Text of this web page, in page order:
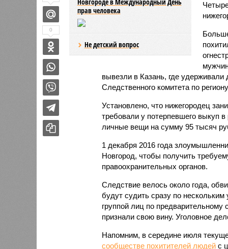
прав человека
Не детский вопрос
вывезли в Казань, где
Следственного комитета по
Установлено, что нижегородец
требовали у потерпевшего выкуп
личные вещи на сумму 95 тысяч
1 декабря 2016 года
Новгород, чтобы получить
правоохранительных органов.
Следствие велось около года,
будут судить сразу по
группой лиц по
признали свою вину. Уголовное
Напомним, в середине июля
сообществе похитителей людейс
0